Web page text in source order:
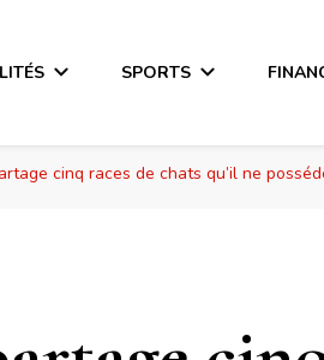
SPORTS
cinq races de chats qu’il ne